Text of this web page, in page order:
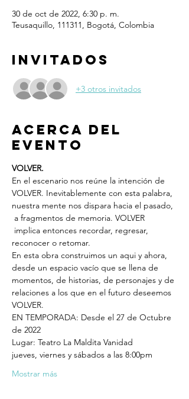
30 de oct de 2022, 6:30 p. m.
Teusaquillo, 111311, Bogotá, Colombia
Invitados
+3 otros invitados
Acerca del
evento
VOLVER.
En el escenario nos reúne la intención de
VOLVER. Inevitablemente con esta palabra,
nuestra mente nos dispara hacia el pasado,
a fragmentos de memoria. VOLVER
implica entonces recordar, regresar,
reconocer o retomar.
En esta obra construimos un aqui y ahora,
desde un espacio vacío que se llena de
momentos, de historias, de personajes y de
relaciones a los que en el futuro deseemos
VOLVER.
EN TEMPORADA: Desde el 27 de Octubre
de 2022
Lugar: Teatro La Maldita Vanidad
jueves, viernes y sábados a las 8:00pm
Mostrar más